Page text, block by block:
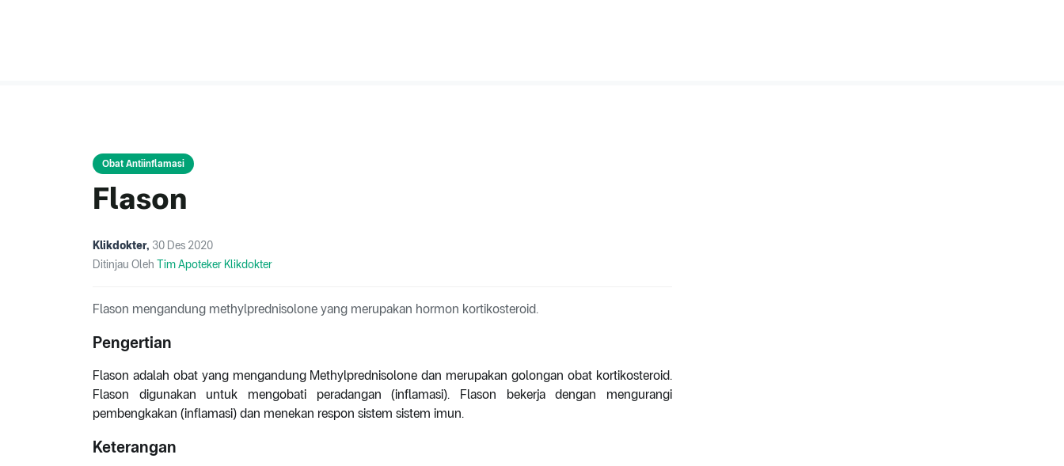
Obat Antiinflamasi
Flason
Klikdokter, 30 Des 2020
Ditinjau Oleh Tim Apoteker Klikdokter
Flason mengandung methylprednisolone yang merupakan hormon kortikosteroid.
Pengertian
Flason adalah obat yang mengandung Methylprednisolone dan merupakan golongan obat kortikosteroid.
Flason digunakan untuk mengobati peradangan (inflamasi). Flason bekerja dengan mengurangi
pembengkakan (inflamasi) dan menekan respon sistem sistem imun.
Keterangan